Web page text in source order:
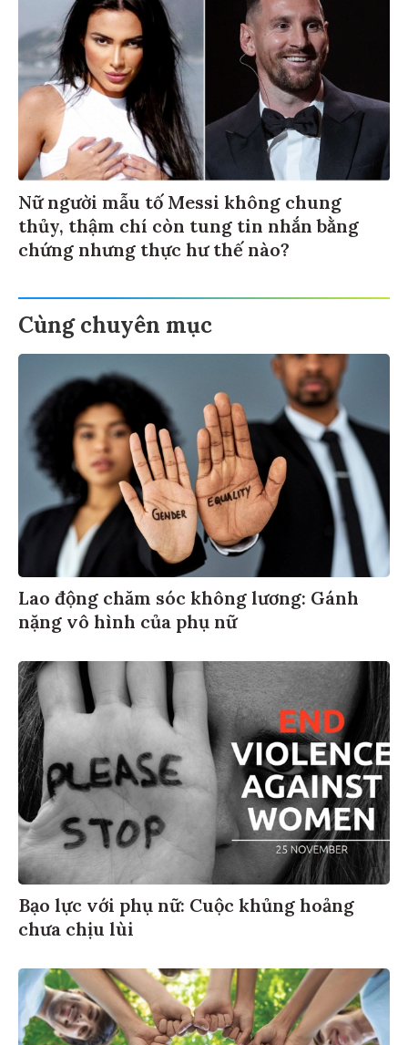
Nữ người mẫu tố Messi không chung
thủy, thậm chí còn tung tin nhắn bằng
chứng nhưng thực hư thế nào?
Cùng chuyên mục
Lao động chăm sóc không lương: Gánh
nặng vô hình của phụ nữ
Bạo lực với phụ nữ: Cuộc khủng hoảng
chưa chịu lùi